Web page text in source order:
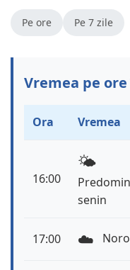
Pe ore Pe 7 zile
Vremea pe
Ora Vremea
16:00
🌤️
senin
17:00 ☁️